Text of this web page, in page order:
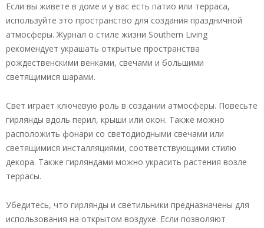
Если вы живете в доме и у вас есть патио или терраса,
используйте это пространство для создания праздничной
атмосферы. Журнал о стиле жизни Southern Living
рекомендует украшать открытые пространства
рождественскими венками, свечами и большими
светящимися шарами.
Свет играет ключевую роль в создании атмосферы. Повесьте
гирлянды вдоль перил, крыши или окон. Также можно
расположить фонари со светодиодными свечами или
светящимися инсталляциями, соответствующими стилю
декора. Также гирляндами можно украсить растения возле
террасы.
Убедитесь, что гирлянды и светильники предназначены для
использования на открытом воздухе. Если позволяют